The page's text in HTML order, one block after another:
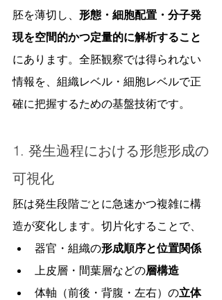
胚を薄切し、 形態・細胞配置・分子発
現を空間的かつ定量的に解析すること
にあります。全胚観察では得られない
情報を、組織レベル・細胞レベルで正
確に把握するための基盤技術です。
1. 発生過程における形態形成の
可視化
胚は発生段階ごとに急速かつ複雑に構
造が変化します。切片化することで、
器官・組織の形成順序と位置関係
上皮層・間葉層などの層構造
体軸（前後・背腹・左右）の立体